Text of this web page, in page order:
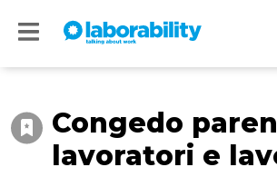
I nostri social
Accedi
Congedo
lavoratori e